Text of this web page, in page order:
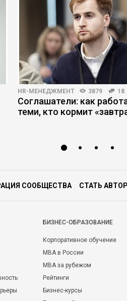
HR-МЕНЕДЖМЕНТ 3879 18
Соглашатели: как
теми, кто кормит
СООБЩЕСТВА СТАТЬ
БИЗНЕС-ОБРАЗОВАНИЕ
Корпоративное обучение
MBA в России
MBA за рубежом
Рейтинги
Бизнес-курсы